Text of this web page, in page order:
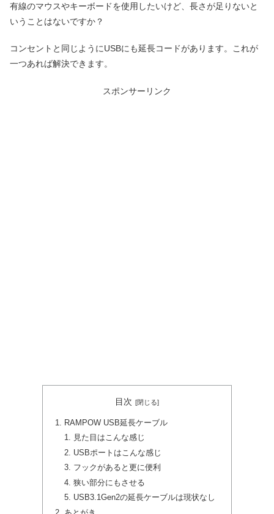
有線のマウスやキーボードを使用したいけど、長さが足りないと
いうことはないですか？
コンセントと同じようにUSBにも延長コードがあります。これが
一つあれば解決できます。
スポンサーリンク
目次
RAMPOW USB延長ケーブル
見た目はこんな感じ
USBポートはこんな感じ
フックがあると更に便利
狭い部分にもさせる
USB3.1Gen2の延長ケーブルは現状なし